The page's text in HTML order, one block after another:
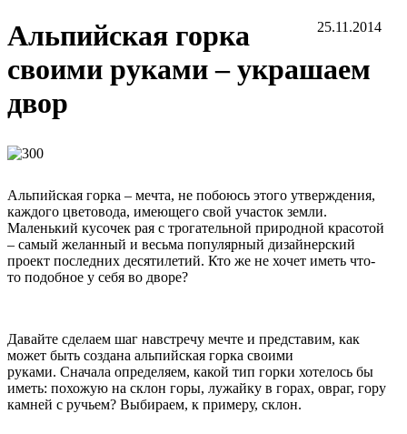
25.11.2014
Альпийская горка
своими руками – украшаем
двор
Альпийская горка – мечта, не побоюсь этого утверждения,
каждого цветовода, имеющего свой участок земли.
Маленький кусочек рая с трогательной природной красотой
– самый желанный и весьма популярный дизайнерский
проект последних десятилетий. Кто же не хочет иметь что-
то подобное у себя во дворе?
Давайте сделаем шаг навстречу мечте и представим, как
может быть создана альпийская горка своими
руками. Сначала определяем, какой тип горки хотелось бы
иметь: похожую на склон горы, лужайку в горах, овраг, гору
камней с ручьем? Выбираем, к примеру, склон.